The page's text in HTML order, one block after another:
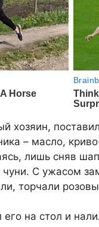
хозяин,
– масло,
лишь сняв
С ужасом
торчали
его на стол и